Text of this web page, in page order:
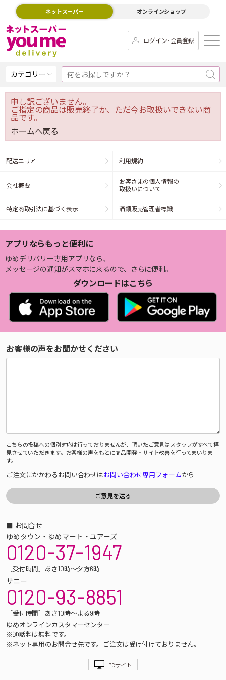
ネットスーパー オンラインショップ
ログイン･会員登録
カテゴリー
申し訳ございません。
ご指定の商品は販売終了か、ただ今お取扱いできない商
品です。
ホームへ戻る
配送エリア 利用規約
会社概要
お客さまの個人情報の
取扱いについて
特定商取引法に基づく表示 酒類販売管理者標識
アプリならもっと便利に
ゆめデリバリー専用アプリなら、
メッセージの通知がスマホに来るので、さらに便利。
ダウンロードはこちら
お客様の声をお聞かせください
こちらの投稿への個別対応は行っておりませんが、頂いたご意見はスタッフがすべて拝
見させていただきます。お客様の声をもとに商品開発・サイト改善を行ってまいりま
す。
ご注文にかかわるお問い合わせはお問い合わせ専用フォームから
■ お問合せ
ゆめタウン・ゆめマート・ユアーズ
0120-37-1947
［受付時間］あさ10時～夕方6時
サニー
0120-93-8851
［受付時間］あさ10時～よる9時
ゆめオンラインカスタマーセンター
※通話料は無料です。
※ネット専用のお問合せ先です。ご注文は受け付けておりません。
PCサイト